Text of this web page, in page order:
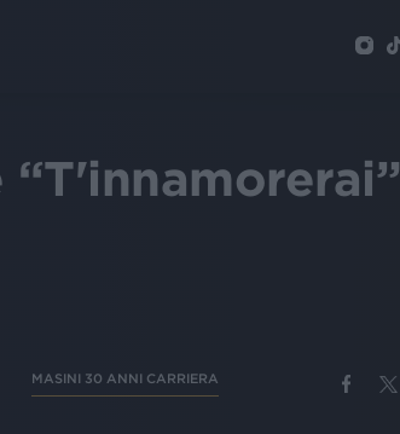
MASINI 30 ANNI CARRIERA